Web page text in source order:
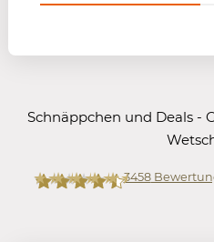
Schnäppchen und Deals -
3458